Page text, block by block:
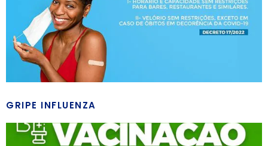
GRIPE INFLUENZA